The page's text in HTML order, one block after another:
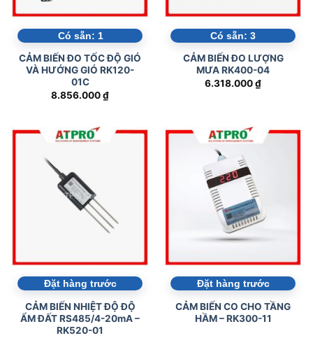
Có sẵn: 1
CẢM BIẾN ĐO TỐC ĐỘ GIÓ
VÀ HƯỚNG GIÓ RK120-
01C
8.856.000₫
Có sẵn: 3
CẢM BIẾN ĐO LƯỢNG
MƯA RK400-04
6.318.000₫
Đặt hàng trước
CẢM BIẾN NHIỆT ĐỘ ĐỘ
ẨM ĐẤT RS485/4-20mA –
RK520-01
Đặt hàng trước
CẢM BIẾN CO CHO TẦNG
HẦM – RK300-11